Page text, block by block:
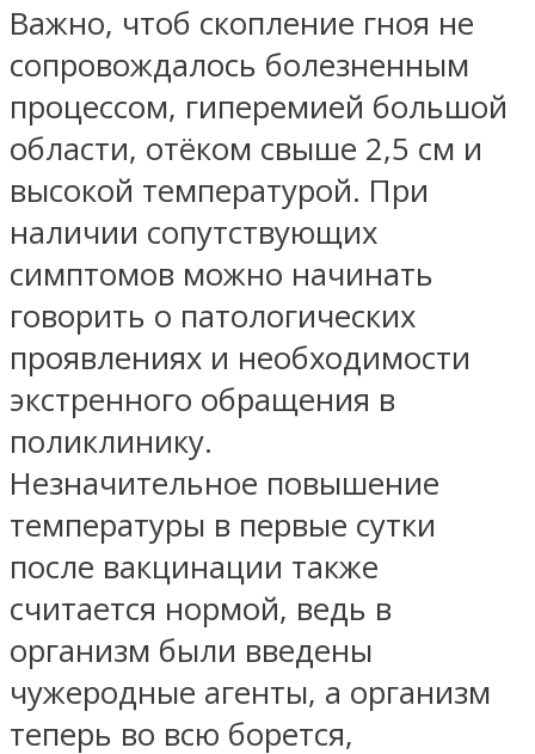
Важно, чтоб скопление гноя не
сопровождалось болезненным
процессом, гиперемией большой
области, отёком свыше 2,5 см и
высокой температурой. При
наличии сопутствующих
симптомов можно начинать
говорить о патологических
проявлениях и необходимости
экстренного обращения в
поликлинику.
Незначительное повышение
температуры в первые сутки
после вакцинации также
считается нормой, ведь в
организм были введены
чужеродные агенты, а организм
теперь во всю борется,